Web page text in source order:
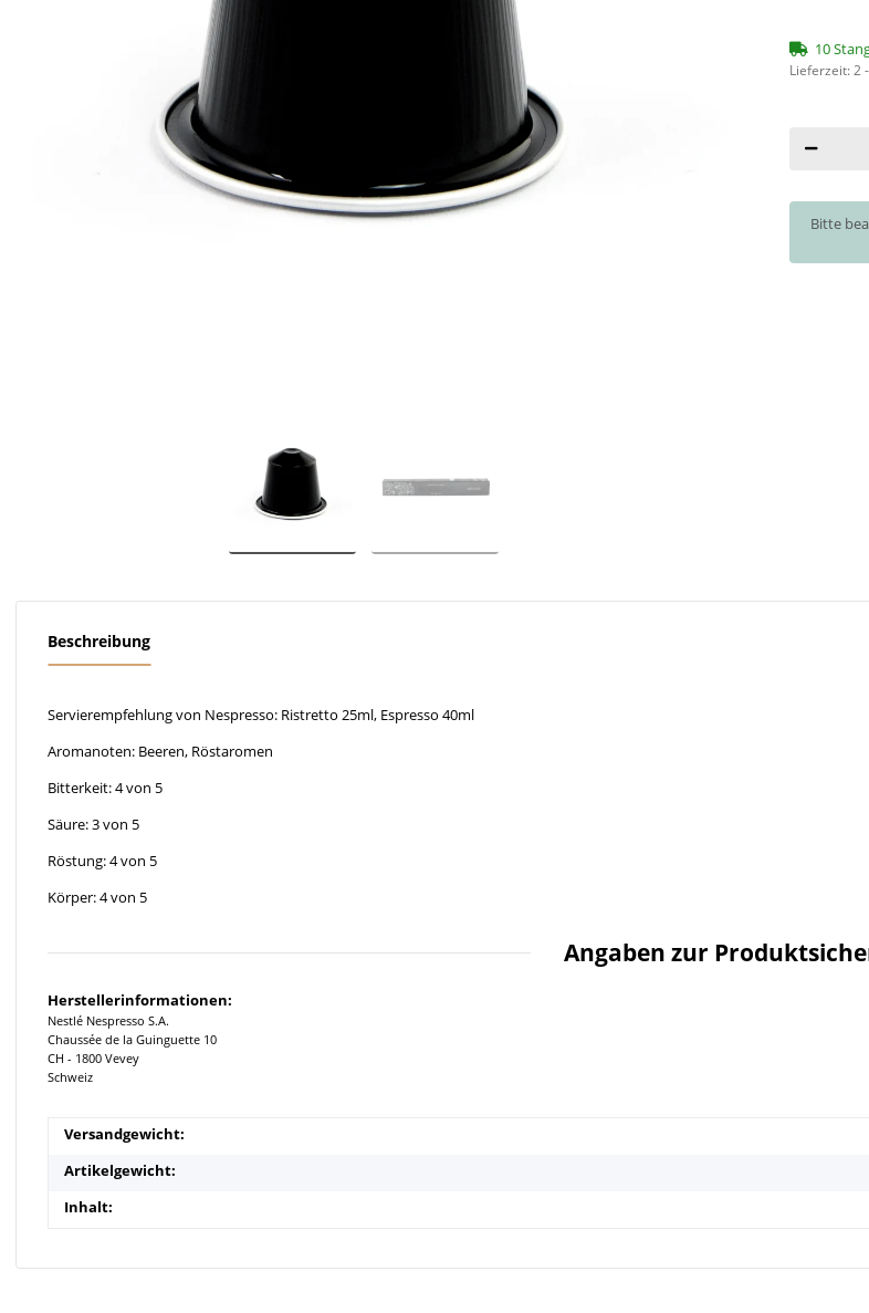
10
Lieferzeit:2
x
Bitte
Beschreibung
Servierempfehlung von Nespresso: Ristretto 25ml, Espresso 40ml
Aromanoten: Beeren, Röstaromen
Bitterkeit: 4 von 5
Säure: 3 von 5
Röstung: 4 von 5
Körper: 4 von 5
Angaben zur
Herstellerinformationen:
Nestlé Nespresso S.A.
Chaussée de la Guinguette 10
CH - 1800 Vevey
Schweiz
Versandgewicht:
Artikelgewicht:
Inhalt: